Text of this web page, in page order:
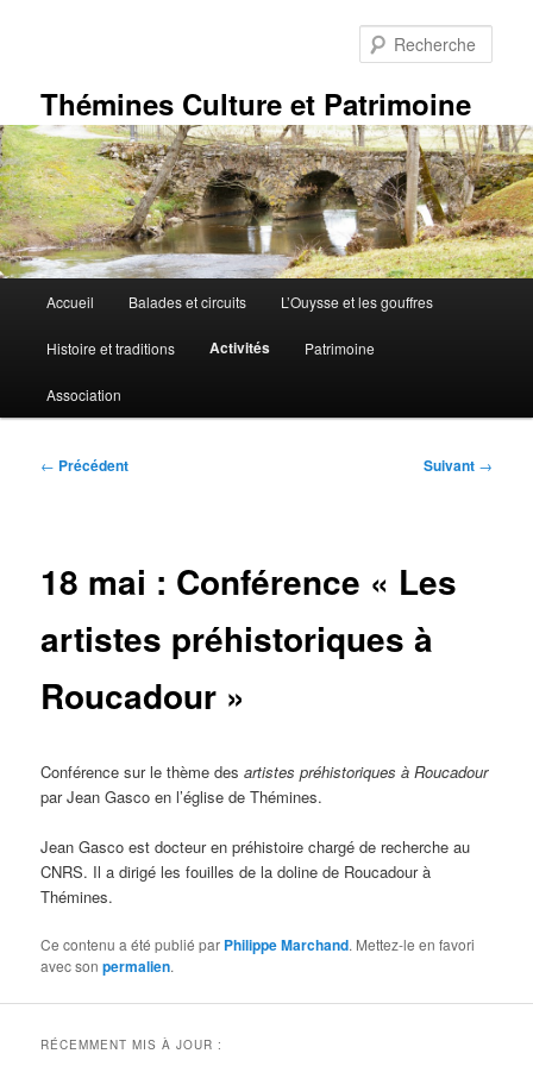
Thémines Culture et Patrimoine
principal
Accueil Balades et circuits L’Ouysse et les gouffres
Histoire et traditions Activités Patrimoine
Association
Navigation
← Précédent Suivant →
18 mai : Conférence « Les
artistes préhistoriques à
Roucadour »
Conférence sur le thème desartistes préhistoriques à Roucadour
par Jean Gasco en l’église de Thémines.
Jean Gasco est docteur en préhistoire chargé de recherche au
CNRS. Il a dirigé les fouilles de la doline de Roucadour à
Thémines.
Ce contenu a été publié par Philippe Marchand. Mettez-le en favori
avec sonpermalien.
RÉCEMMENT MIS À JOUR :